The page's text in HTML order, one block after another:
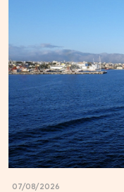
07/08/2026